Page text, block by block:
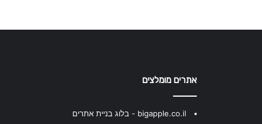
אתרים מומלצים
bigapple.co.il - בלוג בניית אתרים